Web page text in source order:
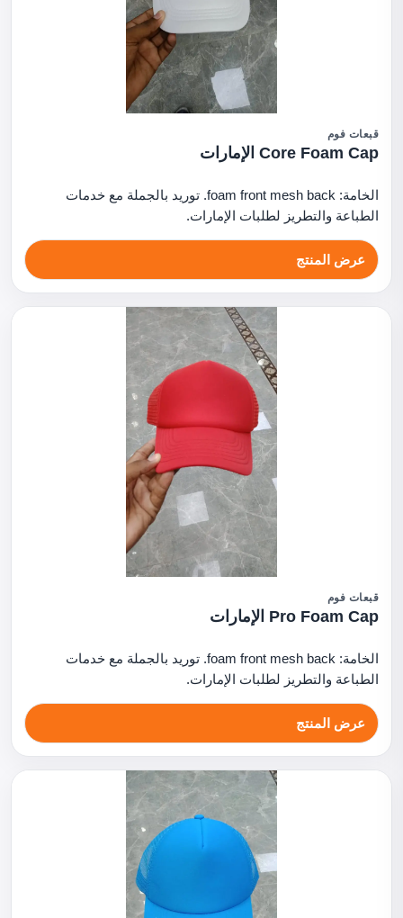
قبعات فوم
Core Foam Cap الإمارات
الخامة: foam front mesh back. توريد بالجملة مع خدمات
الطباعة والتطريز لطلبات الإمارات.
عرض المنتج
قبعات فوم
Pro Foam Cap الإمارات
الخامة: foam front mesh back. توريد بالجملة مع خدمات
الطباعة والتطريز لطلبات الإمارات.
عرض المنتج